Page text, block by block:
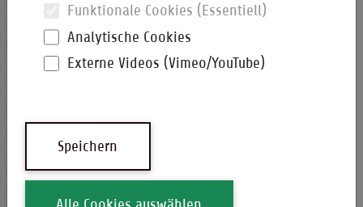
Technische Entwicklung
i-Qpedia
Funktionale Cookies (Essentiell)
Analytische Cookies
Externe Videos (Vimeo/YouTube)
Speichern